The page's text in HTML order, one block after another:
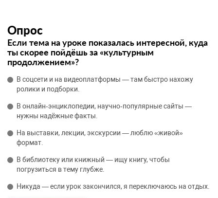
Опрос
Если тема на уроке показалась интересной, куда
ты скорее пойдёшь за «культурным
продолжением»?
В соцсети и на видеоплатформы — там быстро нахожу
ролики и подборки.
В онлайн‑энциклопедии, научно‑популярные сайты —
нужны надёжные факты.
На выставки, лекции, экскурсии — люблю «живой»
формат.
В библиотеку или книжный — ищу книгу, чтобы
погрузиться в тему глубже.
Никуда — если урок закончился, я переключаюсь на отдых.